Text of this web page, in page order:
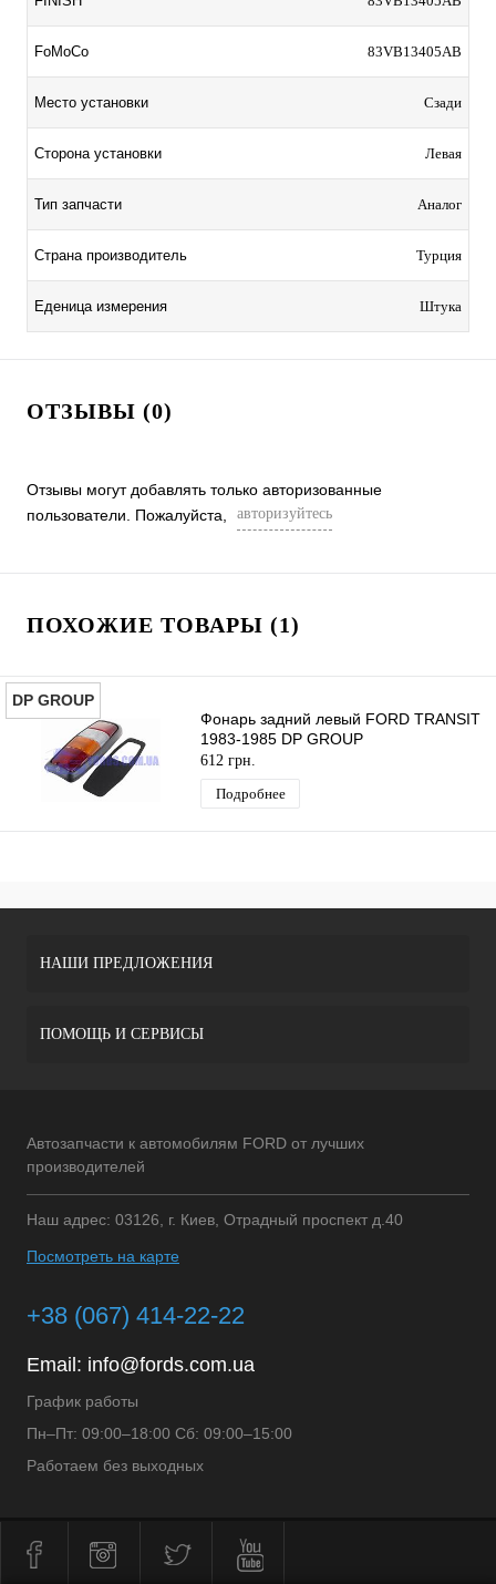
FoMoCo 83VB13405AB
Место установки Сзади
Сторона установки Левая
Тип запчасти Аналог
Страна производитель Турция
Еденица измерения Штука
ОТЗЫВЫ (0)
Отзывы могут добавлять только авторизованные
пользователи. Пожалуйста,
авторизуйтесь
ПОХОЖИЕ ТОВАРЫ (1)
DP GROUP
Фонарь задний левый FORD TRANSIT
1983-1985 DP GROUP
612 грн.
Подробнее
НАШИ ПРЕДЛОЖЕНИЯ
ПОМОЩЬ И СЕРВИСЫ
Автозапчасти к автомобилям FORD от лучших
производителей
Наш адрес: 03126, г. Киев, Отрадный проспект д.40
Посмотреть на карте
+38 (067) 414-22-22
Email: info@fords.com.ua
График работы
Пн–Пт: 09:00–18:00 Сб: 09:00–15:00
Работаем без выходных